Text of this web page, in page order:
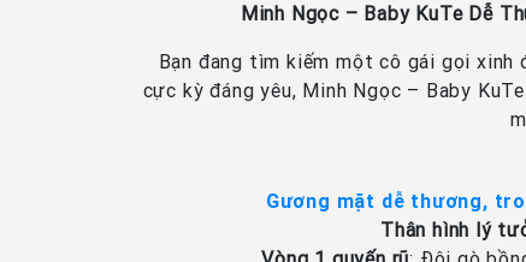
Minh Ngọc – Baby KuTe Dễ
Bạn đang tìm kiếm một cô gái gọi
cực kỳ đáng yêu, Minh Ngọc – Baby
Gương mặt dễ thương,
Thân hình lý